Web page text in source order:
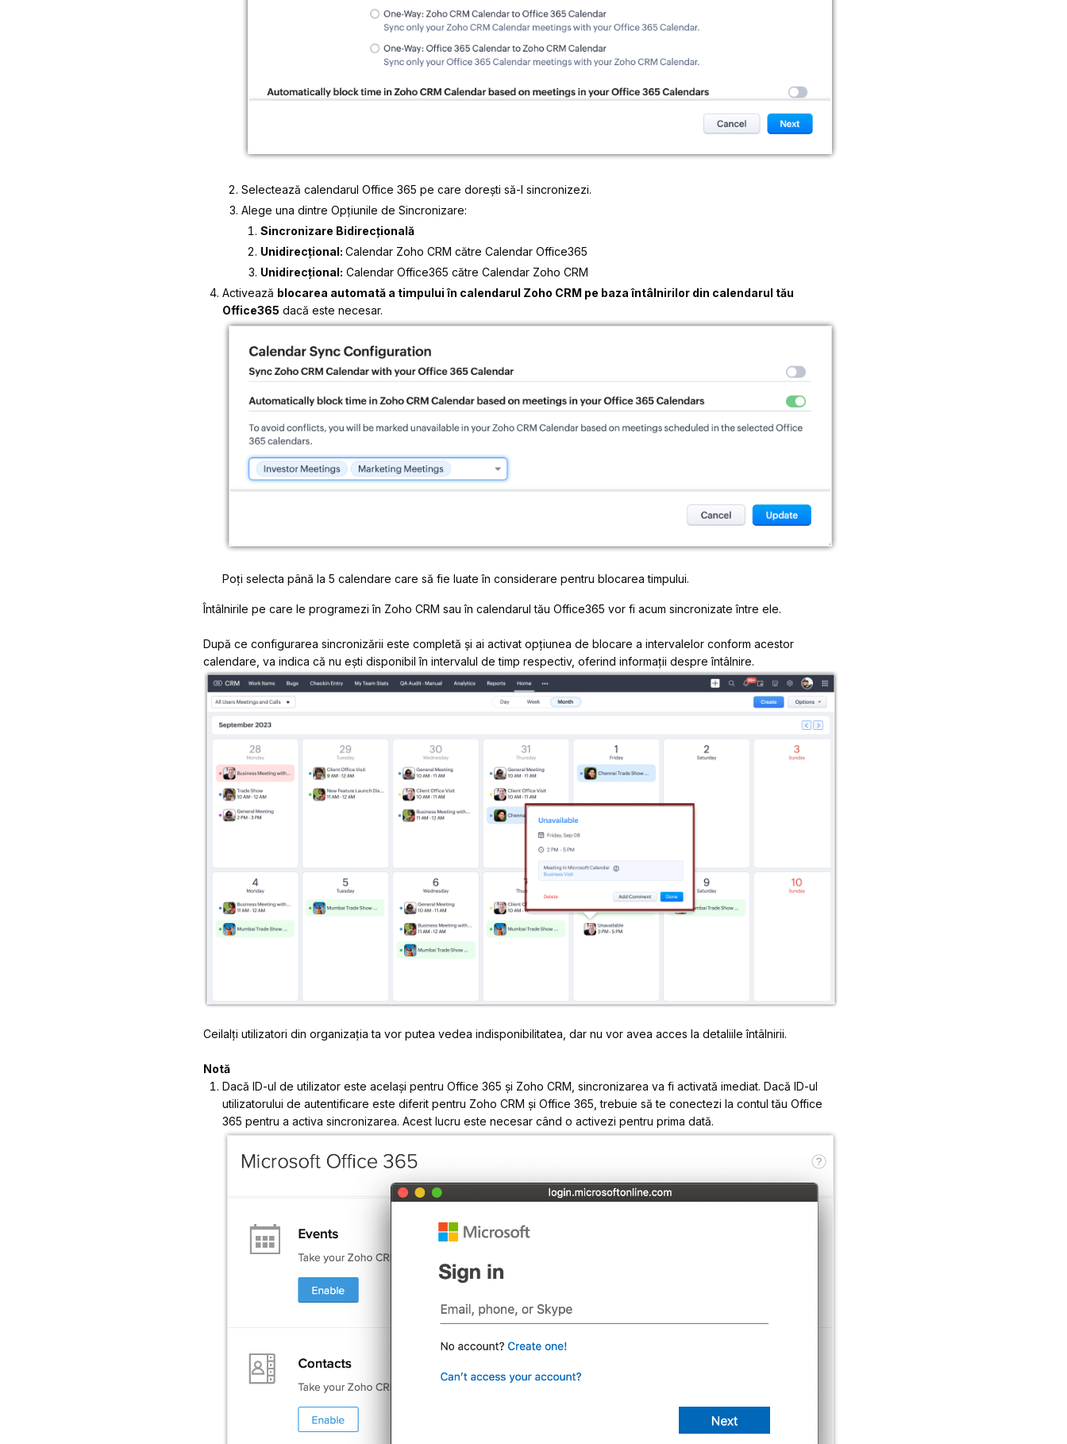
Selectează calendarul Office 365 pe care dorești să-l sincronizezi.
Alege una dintre Opțiunile de Sincronizare:
Sincronizare Bidirecțională
Unidirecțional: Calendar Zoho CRM către Calendar Office365
Unidirecțional: Calendar Office365 către Calendar Zoho CRM
Activează blocarea automată a timpului în calendarul Zoho CRM pe baza întâlnirilor din calendarul tău
Office365 dacă este necesar.
Poți selecta până la 5 calendare care să fie luate în considerare pentru blocarea timpului.
Întâlnirile pe care le programezi în Zoho CRM sau în calendarul tău Office365 vor fi acum sincronizate între ele.
După ce configurarea sincronizării este completă și ai activat opțiunea de blocare a intervalelor conform acestor
calendare, va indica că nu ești disponibil în intervalul de timp respectiv, oferind informații despre întâlnire.
Ceilalți utilizatori din organizația ta vor putea vedea indisponibilitatea, dar nu vor avea acces la detaliile întâlnirii.
Notă
Dacă ID-ul de utilizator este același pentru Office 365 și Zoho CRM, sincronizarea va fi activată imediat. Dacă ID-ul
utilizatorului de autentificare este diferit pentru Zoho CRM și Office 365, trebuie să te conectezi la contul tău Office
365 pentru a activa sincronizarea. Acest lucru este necesar când o activezi pentru prima dată.